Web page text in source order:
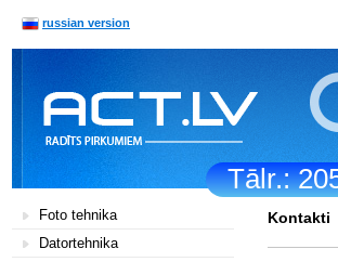
Tālr.:
russian version
Foto tehnika
Datortehnika
Kontakti